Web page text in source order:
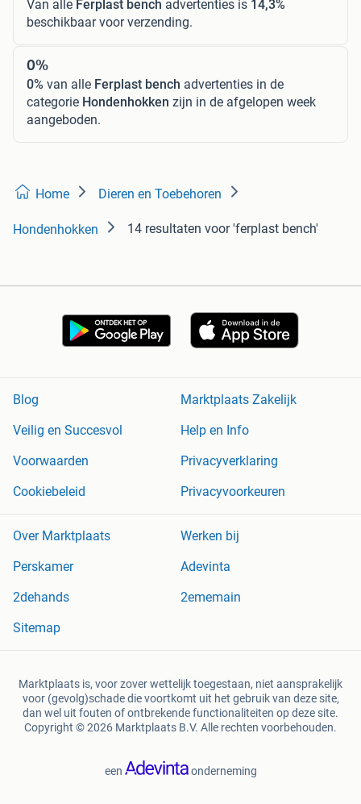
Van alle Ferplast bench advertenties is 14,3%
beschikbaar voor verzending.
0%
0% van alle Ferplast bench advertenties in de
categorie Hondenhokken zijn in de afgelopen week
aangeboden.
Home Dieren en Toebehoren
Hondenhokken 14 resultaten voor 'ferplast bench'
Blog
Marktplaats Zakelijk
Veilig en Succesvol
Help en Info
Voorwaarden
Privacyverklaring
Cookiebeleid
Privacyvoorkeuren
Over Marktplaats
Werken bij
Perskamer
Adevinta
2dehands
2ememain
Sitemap
Marktplaats is, voor zover wettelijk toegestaan, niet aansprakelijk
voor (gevolg)schade die voortkomt uit het gebruik van deze site,
dan wel uit fouten of ontbrekende functionaliteiten op deze site.
Copyright © 2026 Marktplaats B.V. Alle rechten voorbehouden.
een onderneming